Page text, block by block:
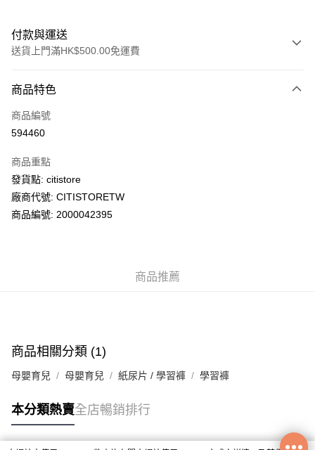
付款與運送
送貨上門滿HK$500.00免運費
信用卡
AlipayHK
WeChat Pay
送貨方式
每筆HK$50.00，滿HK$200.00或以上免運費
UNY 門市自取
商品特色
商品編號
594460
商品重點
發貨點: citistore
廠商代號: CITISTORETW
商品編號: 2000042395
商品推薦
商品相關分類 (1)
母嬰育兒 母嬰育兒 紙尿片 / 學習褲 學習褲
本分類熱賣全店暢銷排行